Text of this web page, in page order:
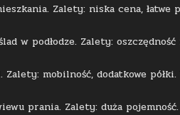
Zalety: niska cena, łatwe
w podłodze. Zalety:
mobilność, dodatkowe
prania. Zalety: duża